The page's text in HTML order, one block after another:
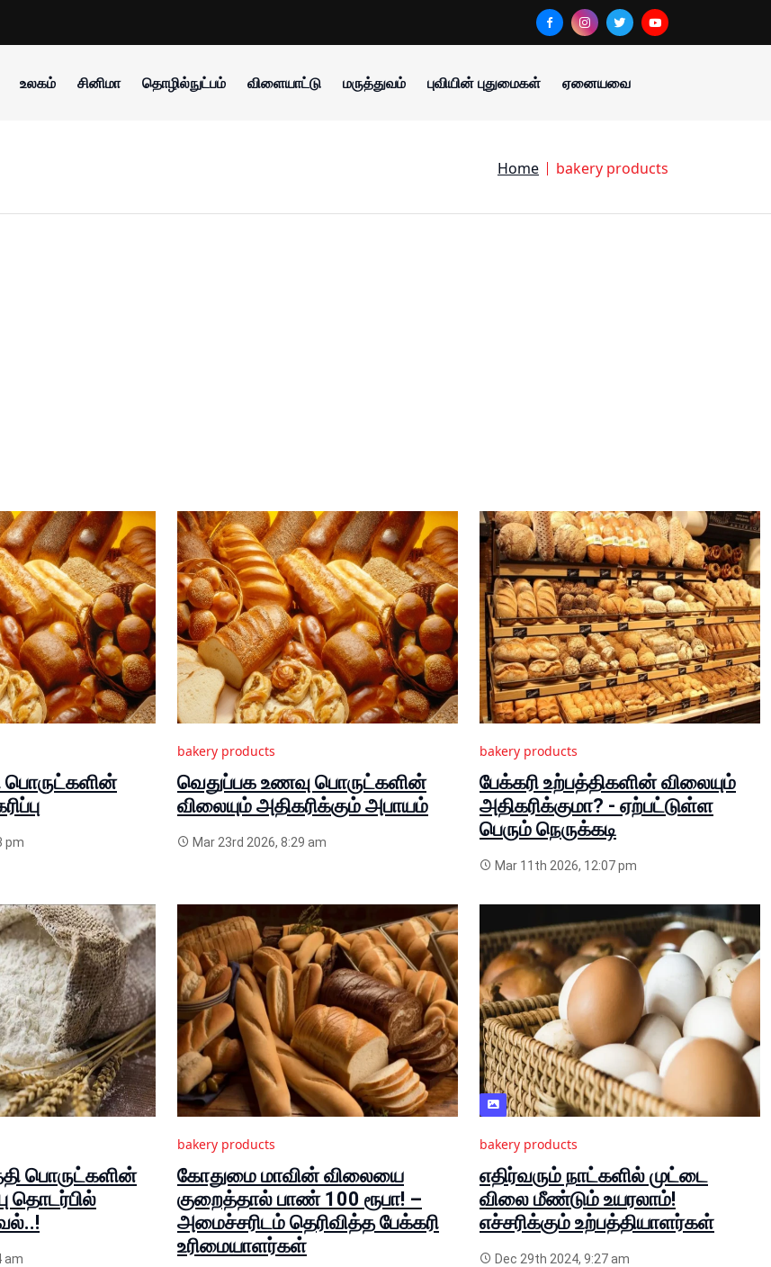
உலகம் சினிமா தொழில்நுட்பம் விளையாட்டு மருத்துவம் புவியின் புதுமைகள் ஏனையவை
Home bakery products
பொருட்களின்
pm
bakery products
வெதுப்பக உணவு பொருட்களின்
விலையும் அதிகரிக்கும் அபாயம்
Mar 23rd 2026, 8:29 am
bakery products
பேக்கரி உற்பத்திகளின் விலையும்
அதிகரிக்குமா? - ஏற்பட்டுள்ள
பெரும் நெருக்கடி
Mar 11th 2026, 12:07 pm
பொருட்களின்
தொடர்பில்
am
bakery products
கோதுமை மாவின் விலையை
குறைத்தால் பாண் 100 ரூபா! –
அமைச்சரிடம் தெரிவித்த பேக்கரி
உரிமையாளர்கள்
bakery products
எதிர்வரும் நாட்களில் முட்டை
விலை மீண்டும் உயரலாம்!
எச்சரிக்கும் உற்பத்தியாளர்கள்
Dec 29th 2024, 9:27 am